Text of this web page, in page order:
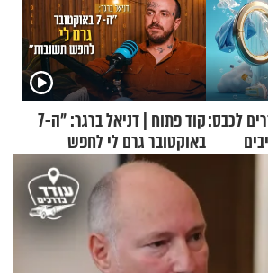
לכבס:
קוד פתוח | דניאל ברגר: "ה-7
באוקטובר גרם לי לחפש
תשובות"